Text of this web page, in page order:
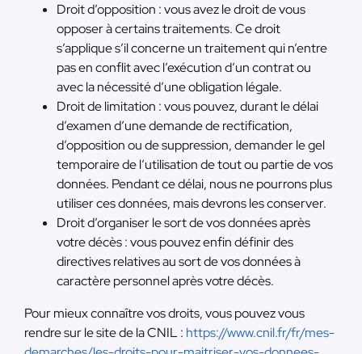
Droit d’opposition : vous avez le droit de vous
opposer à certains traitements. Ce droit
s’applique s’il concerne un traitement qui n’entre
pas en conflit avec l’exécution d’un contrat ou
avec la nécessité d’une obligation légale.
Droit de limitation : vous pouvez, durant le délai
d’examen d’une demande de rectification,
d’opposition ou de suppression, demander le gel
temporaire de l’utilisation de tout ou partie de vos
données. Pendant ce délai, nous ne pourrons plus
utiliser ces données, mais devrons les conserver.
Droit d’organiser le sort de vos données après
votre décès : vous pouvez enfin définir des
directives relatives au sort de vos données à
caractère personnel après votre décès.
Pour mieux connaître vos droits, vous pouvez vous
rendre sur le site de la CNIL : https://www.cnil.fr/fr/mes-